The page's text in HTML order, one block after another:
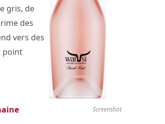
gris, de
des
vers des
point
Screenshot